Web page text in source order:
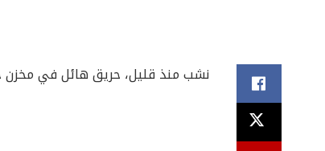
نشب منذ قليل، حريق هائل في مخزن